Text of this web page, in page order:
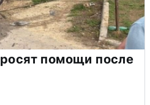
помощи после